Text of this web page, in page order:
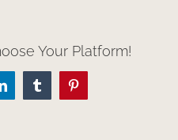
Your Platform!
LinkedInTumblrPinterest